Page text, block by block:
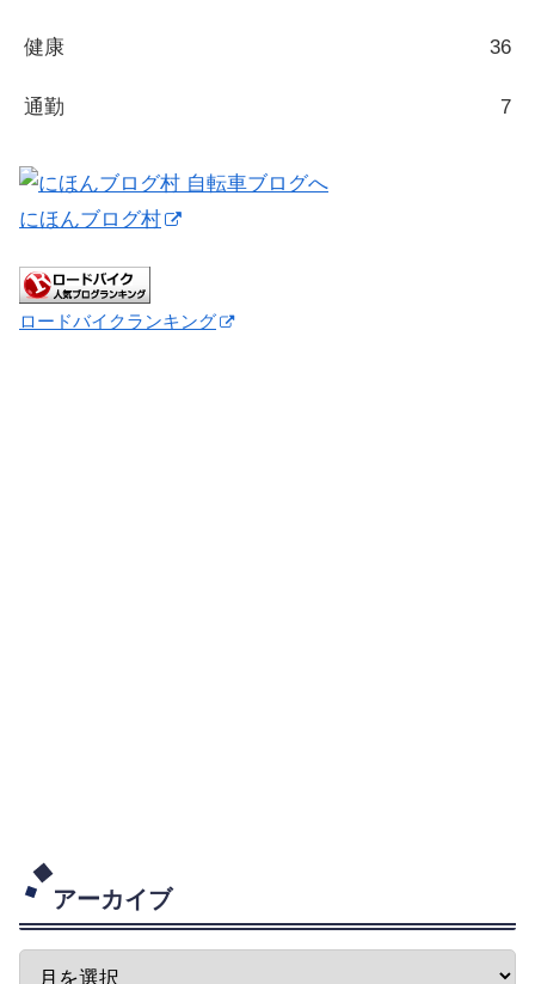
健康 36
通勤 7
にほんブログ村
ロードバイクランキング
アーカイブ